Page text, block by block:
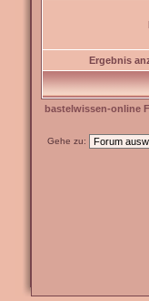
Ergebnis
bastelwissen-online
Gehe zu: